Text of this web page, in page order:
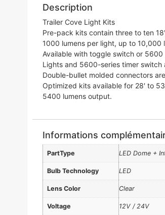
Description
Trailer Cove Light Kits
Pre-pack kits contain three to ten
1000 lumens per light, up to 10,000
Available with toggle switch or
Lights and 5600-series timer switch
Double-bullet molded connectors
Optimized kits available for 28′ to
5400 lumens output.
Informations
PartType LED Dome +
Bulb Technology LED
Lens Color Clear
Voltage 12V / 24V